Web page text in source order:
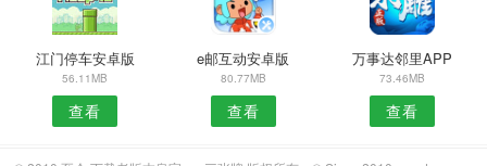
江门停车安卓版
56.11MB
查看
e邮互动安卓版
80.77MB
查看
万事达邻里APP
73.46MB
查看